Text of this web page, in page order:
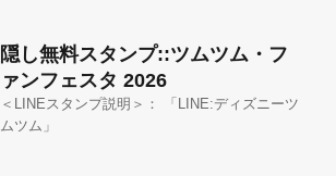
隠し無料スタンプ::ツムツム・フ
ァンフェスタ 2026
＜LINEスタンプ説明＞： 「LINE:ディズニーツ
ムツム」